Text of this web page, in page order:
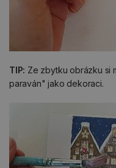
TIP: Ze zbytku obrázku si
paraván" jako dekoraci.